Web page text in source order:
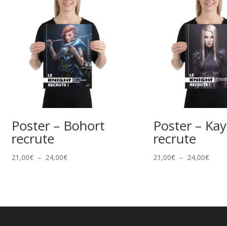
Poster – Bohort
recrute
21,00€ – 24,00€Plage
Poster – Kay
recrute
21,00€ – 24,00€Plage